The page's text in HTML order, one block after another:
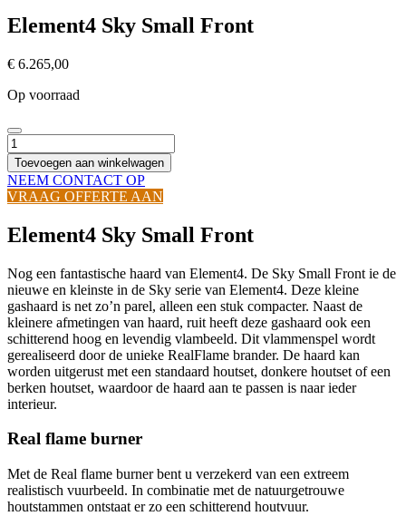
Element4 Sky Small Front
€ 6.265,00
Op voorraad
Element4
Sky
Small
Front
hoeveelheid
Toevoegen aan winkelwagen
NEEM CONTACT OP
VRAAG OFFERTE AAN
Element4 Sky Small Front
Nog een fantastische haard van Element4. De Sky Small Front ie de
nieuwe en kleinste in de Sky serie van Element4. Deze kleine
gashaard is net zo’n parel, alleen een stuk compacter. Naast de
kleinere afmetingen van haard, ruit heeft deze gashaard ook een
schitterend hoog en levendig vlambeeld. Dit vlammenspel wordt
gerealiseerd door de unieke RealFlame brander. De haard kan
worden uitgerust met een standaard houtset, donkere houtset of een
berken houtset, waardoor de haard aan te passen is naar ieder
interieur.
Real flame burner
Met de Real flame burner bent u verzekerd van een extreem
realistisch vuurbeeld. In combinatie met de natuurgetrouwe
houtstammen ontstaat er zo een schitterend houtvuur.